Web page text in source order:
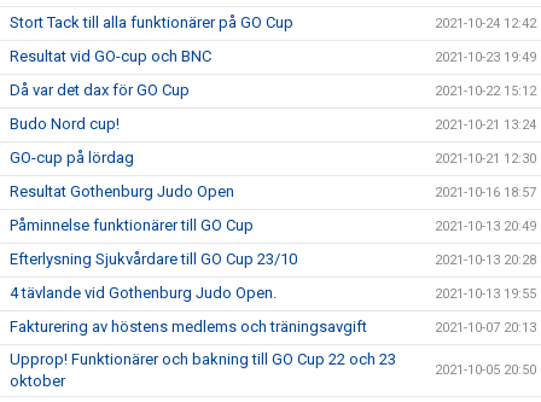
Stort Tack till alla funktionärer på GO Cup 2021-10-24 12:42
Resultat vid GO-cup och BNC 2021-10-23 19:49
Då var det dax för GO Cup 2021-10-22 15:12
Budo Nord cup! 2021-10-21 13:24
GO-cup på lördag 2021-10-21 12:30
Resultat Gothenburg Judo Open 2021-10-16 18:57
Påminnelse funktionärer till GO Cup 2021-10-13 20:49
Efterlysning Sjukvårdare till GO Cup 23/10 2021-10-13 20:28
4 tävlande vid Gothenburg Judo Open. 2021-10-13 19:55
Fakturering av höstens medlems och träningsavgift 2021-10-07 20:13
Upprop! Funktionärer och bakning till GO Cup 22 och 23
oktober
2021-10-05 20:50